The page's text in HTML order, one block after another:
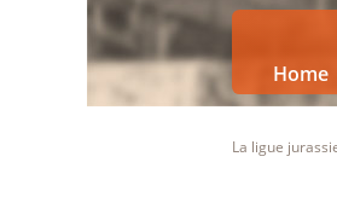
Home
La ligue